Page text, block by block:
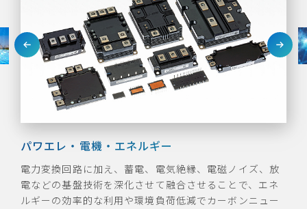
パワエレ・電機・エネルギー
電力変換回路に加え、蓄電、電気絶縁、電磁ノイズ、放
電などの基盤技術を深化させて融合させることで、エネ
ルギーの効率的な利用や環境負荷低減でカーボンニュー
メカトロニクス
エレベーターの制振制御や空調機の熱交換器の設計、工
場におけるシステムの自動化・効率化、ロボットの自律
移動、管制制御、知能化など、人との共生技術を追及す
デバイス
SiCなどのパワー半導体、赤外線デバイスの小型化・高性
能化・モデリングなどのデバイスシミュレーション技
術、まで幅広い分野の研究開発を推進しています。
材料・分析・信頼性評価
接着剤やコーティング剤など各種材料の開発から分析評
価の技術をベースとしたサーキュラーエコノミー社会に
必要なプラスチックなどのリサイクル技術まで幅広い分
センシング・AI・データ分析・情報科学
空間上の様々なデータを取得し、AI技術を活用したデー
タ分析・最適化技術、映像・音声技術に加え触感などを
つなぐヒューマンインターフェース技術など、快適な生
情報システム
シーケンサや空調機器などの組込みシステムやソフトウ
ェア技術、デジタル空間上で予測した結果を現実にフィ
ードバックするサイバーフィジカルシステム、これらの